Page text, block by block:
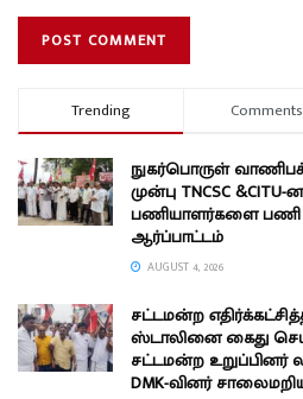
Trending Comments
நுகர்பொருள்
முன்பு TNCSC
பணியாளர்களை பணி
ஆர்ப்பாட்டம்
AUGUST 4, 2026
சட்டமன்ற
ஸ்டாலினை கைது
சட்டமன்ற
DMK-வினர்